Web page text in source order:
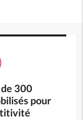
300
pour